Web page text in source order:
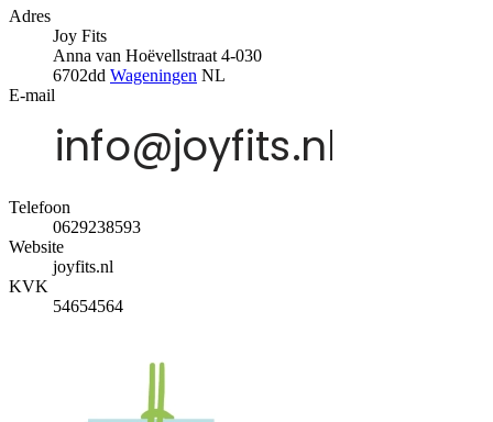
Adres
Joy Fits
Anna van Hoëvellstraat 4-030
6702dd Wageningen NL
E-mail
Telefoon
0629238593
Website
joyfits.nl
KVK
54654564